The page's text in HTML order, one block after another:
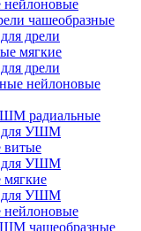
нейлоновые
чашеобразные
дрели
мягкие
дрели
нейлоновые
радиальные
для УШМ
витые
для УШМ
мягкие
для УШМ
нейлоновые
чашеобразные